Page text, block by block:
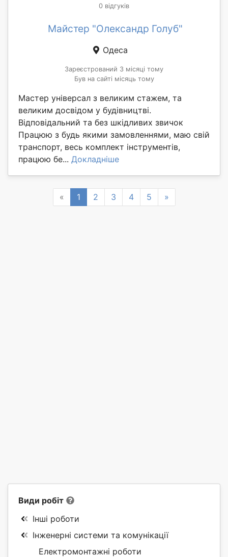
0 відгуків
Майстер "Олександр Голуб"
Одеса
Зареєстрований 3 місяці тому
Був на сайті місяць тому
Мастер універсал з великим стажем, та
великим досвідом у будівництві.
Відповідальний та без шкідливих звичок
Працюю з будь якими замовленнями, маю свій
транспорт, весь комплект інструментів,
працюю бе... Докладніше
« Previous
1 2 3 4 5 »Next
Види робіт
Інші роботи
Інженерні системи та комунікації
Електромонтажні роботи